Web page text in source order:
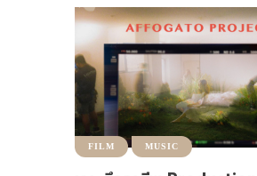
FILM MUSIC